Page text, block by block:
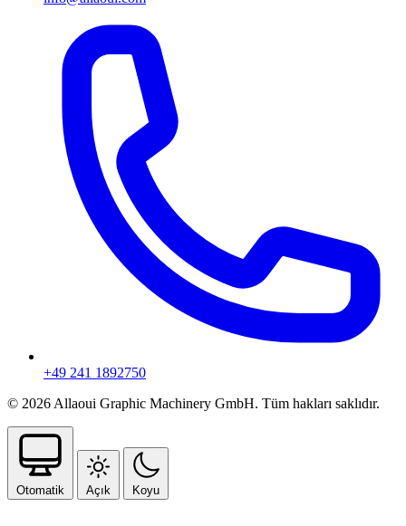
+49 241 1892750
© 2026 Allaoui Graphic Machinery GmbH. Tüm hakları saklıdır.
Otomatik Açık Koyu